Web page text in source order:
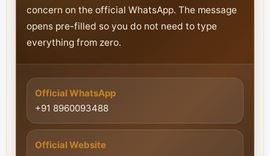
concern on the official WhatsApp. The message
opens pre-filled so you do not need to type
everything from zero.
Official WhatsApp
+91 8960093488
Official Website